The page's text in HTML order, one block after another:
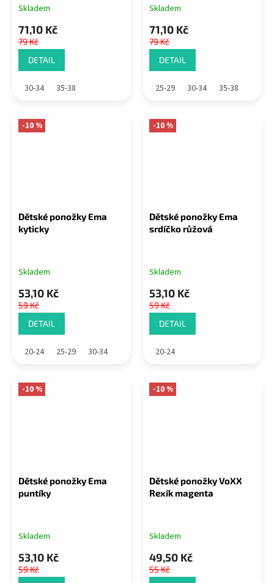
Skladem
71,10 Kč
79 Kč
DETAIL
30-34 35-38
Skladem
71,10 Kč
79 Kč
DETAIL
25-29 30-34 35-38
-10 %
Dětské ponožky Ema
kyticky
Skladem
53,10 Kč
59 Kč
DETAIL
20-24 25-29 30-34
-10 %
Dětské ponožky Ema
srdíčko růžová
Skladem
53,10 Kč
59 Kč
DETAIL
20-24
-10 %
Dětské ponožky Ema
puntíky
Skladem
53,10 Kč
59 Kč
-10 %
Dětské ponožky VoXX
Rexík magenta
Skladem
49,50 Kč
55 Kč